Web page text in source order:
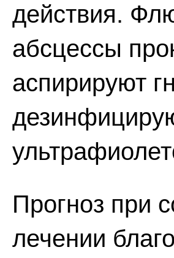
действия.
абсцессы
аспирируют
Прогноз при
лечении